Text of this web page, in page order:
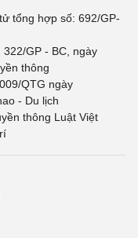
tổng hợp số: 692/GP-
GP - BC, ngày
thông
QTG ngày
- Du lịch
thông Luật Việt